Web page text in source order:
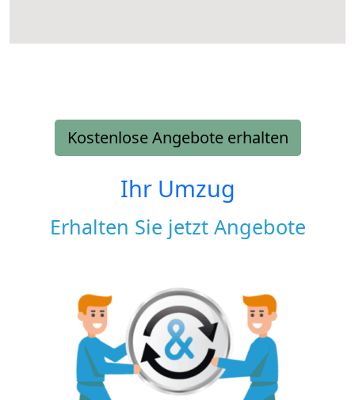
Kostenlose Angebote erhalten
Ihr Umzug
Erhalten Sie jetzt Angebote